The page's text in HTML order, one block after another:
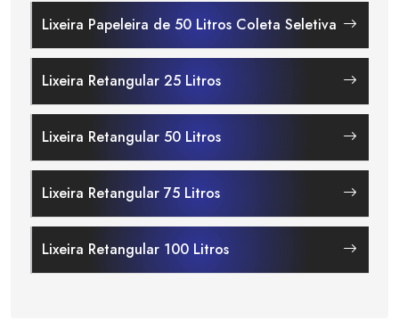
Lixeira Papeleira de 50 Litros Coleta Seletiva
Lixeira Retangular 25 Litros
Lixeira Retangular 50 Litros
Lixeira Retangular 75 Litros
Lixeira Retangular 100 Litros